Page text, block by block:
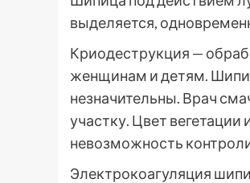
выделяется,
Криодеструкция —
женщинам и детям.
незначительны. Врач
участку. Цвет
невозможность
Электрокоагуляция